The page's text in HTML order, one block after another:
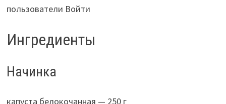
пользователи Войти
Ингредиенты
Начинка
капуста белокочанная — 250 г